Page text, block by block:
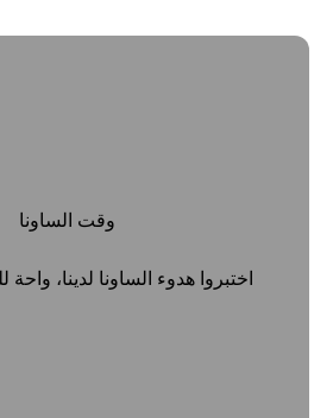
وقت الساونا
اختبروا هدوء الساونا لدينا، واحة